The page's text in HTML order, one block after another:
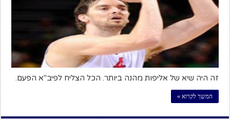
זה היה שיא של אליפות מהנה ביותר. הכל הצליח לפיב"א הפעם.
המשך לקרוא »